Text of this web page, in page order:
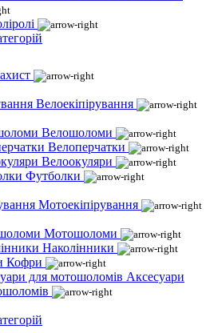
Велоекіпірування
Велошоломи
Велоперчатки
Велоокуляри
Футболки
Мотоекіпірування
Мотошоломи
Наколінники
Кофри
Аксесуари